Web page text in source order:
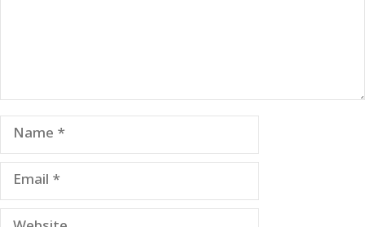
Name
Email
Website